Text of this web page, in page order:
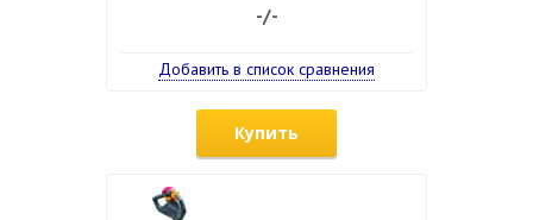
-/-
Добавить в список сравнения
Купить